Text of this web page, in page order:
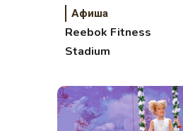
Афиша
Reebok Fitness
Stadium